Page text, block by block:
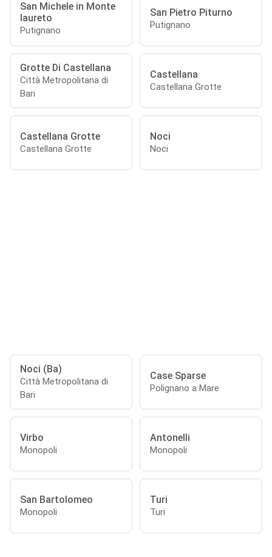
San Michele in Monte
laureto
Putignano
San Pietro Piturno
Putignano
Grotte Di Castellana
Città Metropolitana di
Bari
Castellana
Castellana Grotte
Castellana Grotte
Castellana Grotte
Noci
Noci
Noci (Ba)
Città Metropolitana di
Bari
Case Sparse
Polignano a Mare
Virbo
Monopoli
Antonelli
Monopoli
San Bartolomeo
Monopoli
Turi
Turi